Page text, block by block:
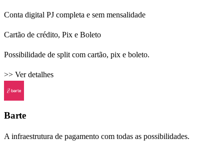
Conta digital PJ completa e sem mensalidade
Cartão de crédito, Pix e Boleto
Possibilidade de split com cartão, pix e boleto.
>> Ver detalhes
Barte
A infraestrutura de pagamento com todas as possibilidades.